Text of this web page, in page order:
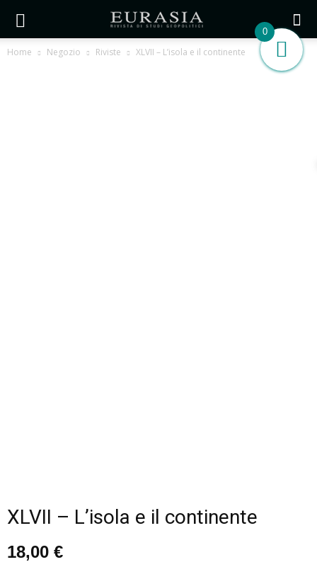
Home Negozio Riviste XLVII – L’isola e il continente
XLVII – L’isola e il continente
18,00 €
0